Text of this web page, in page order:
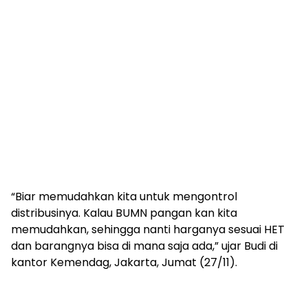
“Biar memudahkan kita untuk mengontrol
distribusinya. Kalau BUMN pangan kan kita
memudahkan, sehingga nanti harganya sesuai HET
dan barangnya bisa di mana saja ada,” ujar Budi di
kantor Kemendag, Jakarta, Jumat (27/11).